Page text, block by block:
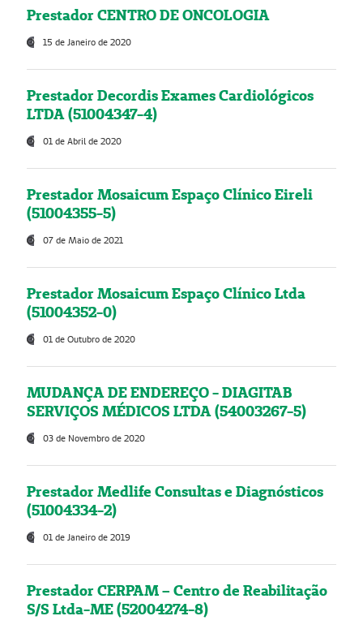
Prestador CENTRO DE ONCOLOGIA
15 de Janeiro de 2020
Prestador Decordis Exames Cardiológicos
LTDA (51004347-4)
01 de Abril de 2020
Prestador Mosaicum Espaço Clínico Eireli
(51004355-5)
07 de Maio de 2021
Prestador Mosaicum Espaço Clínico Ltda
(51004352-0)
01 de Outubro de 2020
MUDANÇA DE ENDEREÇO - DIAGITAB
SERVIÇOS MÉDICOS LTDA (54003267-5)
03 de Novembro de 2020
Prestador Medlife Consultas e Diagnósticos
(51004334-2)
01 de Janeiro de 2019
Prestador CERPAM – Centro de Reabilitação
S/S Ltda-ME (52004274-8)